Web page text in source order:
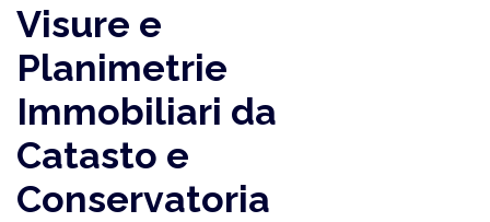
Visure e
Planimetrie
Immobiliari da
Catasto e
Conservatoria